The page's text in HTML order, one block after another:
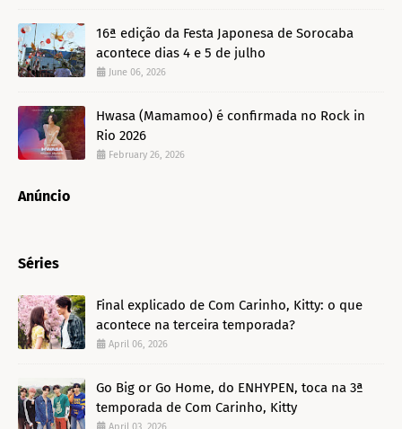
16ª edição da Festa Japonesa de Sorocaba
acontece dias 4 e 5 de julho
June 06, 2026
Hwasa (Mamamoo) é confirmada no Rock in
Rio 2026
February 26, 2026
Anúncio
Séries
Final explicado de Com Carinho, Kitty: o que
acontece na terceira temporada?
April 06, 2026
Go Big or Go Home, do ENHYPEN, toca na 3ª
temporada de Com Carinho, Kitty